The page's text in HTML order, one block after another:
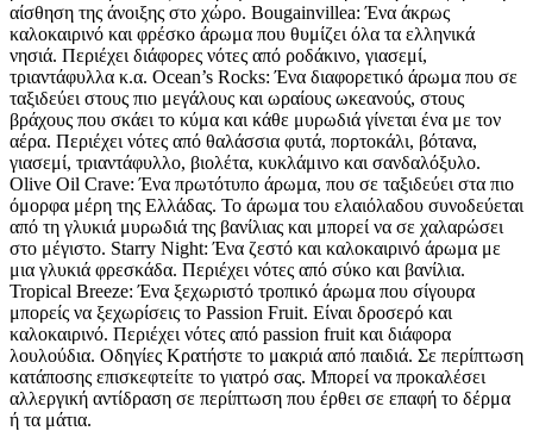
αίσθηση της άνοιξης στο χώρο. Bougainvillea: Ένα άκρως
καλοκαιρινό και φρέσκο άρωμα που θυμίζει όλα τα ελληνικά
νησιά. Περιέχει διάφορες νότες από ροδάκινο, γιασεμί,
τριαντάφυλλα κ.α. Ocean’s Rocks: Ένα διαφορετικό άρωμα που σε
ταξιδεύει στους πιο μεγάλους και ωραίους ωκεανούς, στους
βράχους που σκάει το κύμα και κάθε μυρωδιά γίνεται ένα με τον
αέρα. Περιέχει νότες από θαλάσσια φυτά, πορτοκάλι, βότανα,
γιασεμί, τριαντάφυλλο, βιολέτα, κυκλάμινο και σανδαλόξυλο.
Olive Oil Crave: Ένα πρωτότυπο άρωμα, που σε ταξιδεύει στα πιο
όμορφα μέρη της Ελλάδας. Το άρωμα του ελαιόλαδου συνοδεύεται
από τη γλυκιά μυρωδιά της βανίλιας και μπορεί να σε χαλαρώσει
στο μέγιστο. Starry Night: Ένα ζεστό και καλοκαιρινό άρωμα με
μια γλυκιά φρεσκάδα. Περιέχει νότες από σύκο και βανίλια.
Tropical Breeze: Ένα ξεχωριστό τροπικό άρωμα που σίγουρα
μπορείς να ξεχωρίσεις το Passion Fruit. Είναι δροσερό και
καλοκαιρινό. Περιέχει νότες από passion fruit και διάφορα
λουλούδια. Οδηγίες Κρατήστε το μακριά από παιδιά. Σε περίπτωση
κατάποσης επισκεφτείτε το γιατρό σας. Μπορεί να προκαλέσει
αλλεργική αντίδραση σε περίπτωση που έρθει σε επαφή το δέρμα
ή τα μάτια.